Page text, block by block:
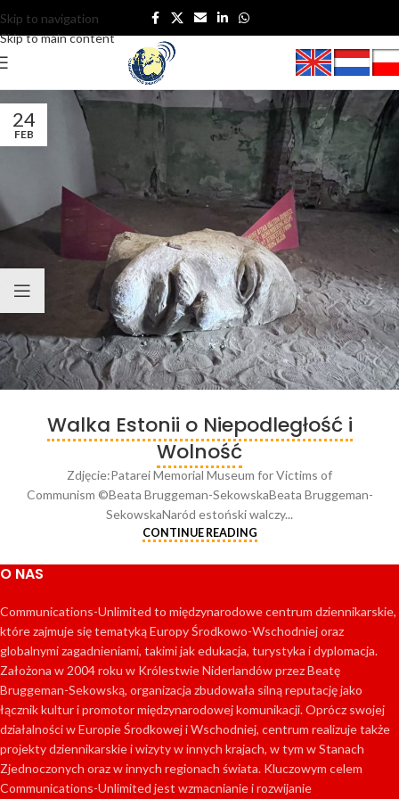
Skip to navigation
Skip to main content
24
FEB
Walka Estonii o Niepodległość i
Wolność
Zdjęcie:Patarei Memorial Museum for Victims of
Communism ©Beata Bruggeman-SekowskaBeata Bruggeman-
SekowskaNaród estoński walczy...
CONTINUE READING
O NAS
Communications-Unlimited to międzynarodowe centrum dziennikarskie,
które zajmuje się tematyką Europy Środkowo-Wschodniej oraz
globalnymi zagadnieniami, takimi jak edukacja, turystyka i dyplomacja.
Założona w 2004 roku w Królestwie Niderlandów przez Beatę
Bruggeman-Sekowską, organizacja zbudowała silną reputację jako
łącznik kultur i promotor międzynarodowej komunikacji. Oprócz swojej
działalności w Europie Środkowej i Wschodniej, centrum realizuje także
projekty dziennikarskie i wizyty w innych krajach, w tym w Stanach
Zjednoczonych oraz w innych regionach świata. Kluczowym celem
Communications-Unlimited jest wzmacnianie i rozwijanie